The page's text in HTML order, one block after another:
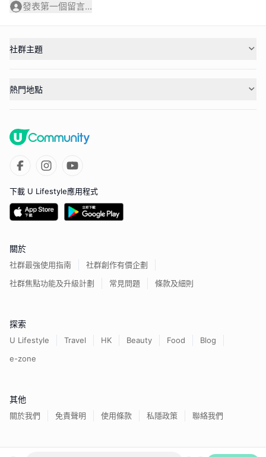
發表第一個留言...
社群主題
熱門地點
下載 U Lifestyle應用程式
關於
社群最強使用指南
社群創作有價企劃
社群焦點功能及升級計劃
常見問題 條款及細則
探索
U Lifestyle Travel HK Beauty Food
Blog
e-zone
其他
關於我們 免責聲明 使用條款 私隱政策 聯絡我們